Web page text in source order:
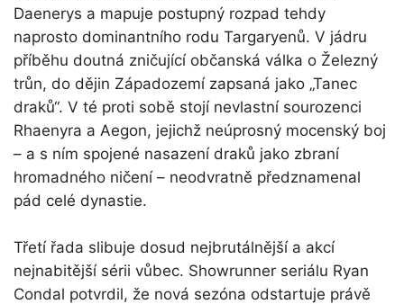
Daenerys a mapuje postupný rozpad tehdy
naprosto dominantního rodu Targaryenů. V jádru
příběhu doutná zničující občanská válka o Železný
trůn, do dějin Západozemí zapsaná jako „Tanec
draků“. V té proti sobě stojí nevlastní sourozenci
Rhaenyra a Aegon, jejichž neúprosný mocenský boj
– a s ním spojené nasazení draků jako zbraní
hromadného ničení – neodvratně předznamenal
pád celé dynastie.
Třetí řada slibuje dosud nejbrutálnější a akcí
nejnabitější sérii vůbec. Showrunner seriálu Ryan
Condal potvrdil, že nová sezóna odstartuje právě